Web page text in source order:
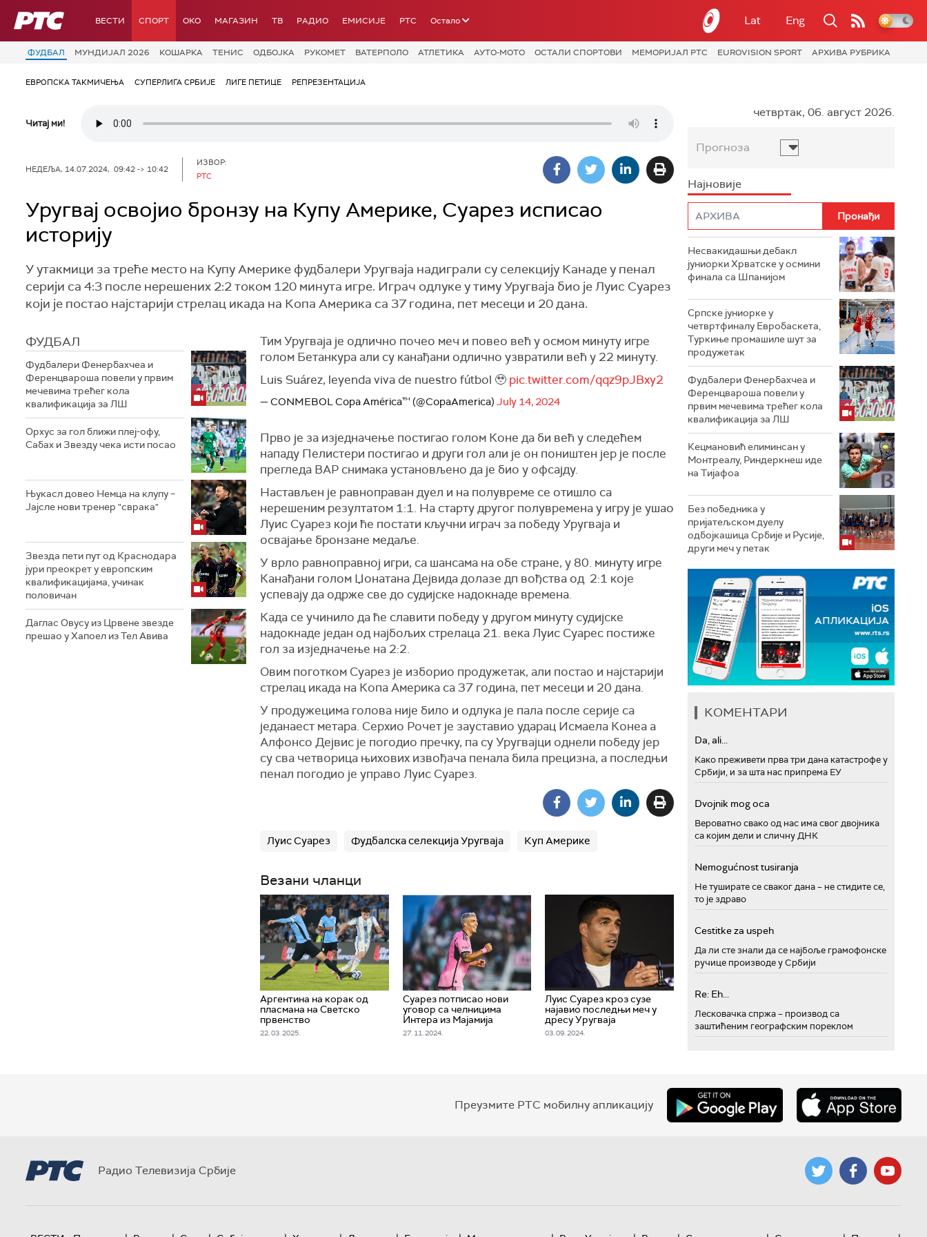
РТС ВЕСТИ СПОРТ OKO МАГАЗИН ТВ РАДИО ЕМИСИЈЕ РТС Остало Lat Eng
ФУДБАЛ МУНДИЈАЛ 2026 КОШАРКА ТЕНИС ОДБОЈКА РУКОМЕТ ВАТЕРПОЛО АТЛЕТИКА АУТО-МОТО ОСТАЛИ СПОРТОВИ МЕМОРИЈАЛ РТС EUROVISION SPORT АРХИВА РУБРИКА
ЕВРОПСКА ТАКМИЧЕЊА СУПЕРЛИГА СРБИЈЕ ЛИГЕ ПЕТИЦЕ РЕПРЕЗЕНТАЦИЈА
Читај ми!
НЕДЕЉА, 14.07.2024, 09:42 -> 10:42
ИЗВОР:
РТС
Уругвај освојио бронзу на Купу Америке, Суарез исписао
историју
У утакмици за треће место на Купу Америке фудбалери Уругваја надиграли су селекцију Канаде у пенал
серији са 4:3 после нерешених 2:2 током 120 минута игре. Играч одлуке у тиму Уругваја био је Луис Суарез
који је постао најстарији стрелац икада на Копа Америка са 37 година, пет месеци и 20 дана.
ФУДБАЛ
Фудбалери Фенербахчеа и
Ференцвароша повели у првим
мечевима трећег кола
квалификација за ЛШ
Орхус за гол ближи плеј-офу,
Сабах и Звезду чека исти посао
Њукасл довео Немца на клупу –
Јајсле нови тренер "сврака"
Звезда пети пут од Краснодара
јури преокрет у европским
квалификацијама, учинак
половичан
Даглас Овусу из Црвене звезде
прешао у Хапоел из Тел Авива
Тим Уругваја је одлично почео меч и повео већ у осмом минуту игре
голом Бетанкура али су канађани одлично узвратили већ у 22 минуту.
Luis Suárez, leyenda viva de nuestro fútbol 🥹 pic.twitter.com/qqz9pJBxy2
— CONMEBOL Copa América™️ (@CopaAmerica) July 14, 2024
Прво је за изједначење постигао голом Коне да би већ у следећем
нападу Пелистери постигао и други гол али је он поништен јер је после
прегледа ВАР снимака установљено да је био у офсајду.
Настављен је равноправан дуел и на полувреме се отишло са
нерешеним резултатом 1:1. На старту другог полувремена у игру је ушао
Луис Суарез који ће постати кључни играч за победу Уругваја и
освајање бронзане медаље.
У врло равноправној игри, са шансама на обе стране, у 80. минуту игре
Канађани голом Џонатана Дејвида долазе дп вођства од 2:1 које
успевају да одрже све до судијске надокнаде времена.
Када се учинило да ће славити победу у другом минуту судијске
надокнаде један од најбољих стрелаца 21. века Луис Суарес постиже
гол за изједначење на 2:2.
Овим поготком Суарез је изборио продужетак, али постао и најстарији
стрелац икада на Копа Америка са 37 година, пет месеци и 20 дана.
У продужецима голова није било и одлука је пала после серије са
једанаест метара. Серхио Рочет је зауставио ударац Исмаела Конеа а
Алфонсо Дејвис је погодио пречку, па су Уругвајци однели победу јер
су сва четворица њихових извођача пенала била прецизна, а последњи
пенал погодио је управо Луис Суарез.
Луис Суарез Фудбалска селекција Уругваја Куп Америке
Везани чланци
Аргентина на корак од
пласмана на Светско
првенство
22. 03. 2025.
Суарез потписао нови
уговор са челницима
Интера из Мајамија
27. 11. 2024.
Луис Суарез кроз сузе
најавио последњи меч у
дресу Уругваја
03. 09. 2024.
четвртак, 06. август 2026.
Прогноза
Најновије
Несвакидашњи дебакл
јуниорки Хрватске у осмини
финала са Шпанијом
Српске јуниорке у
четвртфиналу Евробаскета,
Туркиње промашиле шут за
продужетак
Фудбалери Фенербахчеа и
Ференцвароша повели у
првим мечевима трећег кола
квалификација за ЛШ
Кецмановић елиминсан у
Монтреалу, Риндеркнеш иде
на Тијафоа
Без победника у
пријатељском дуелу
одбојкашица Србије и Русије,
други меч у петак
КОМЕНТАРИ
Da, ali...
Како преживети прва три дана катастрофе у
Србији, и за шта нас припрема ЕУ
Dvojnik mog oca
Вероватно свако од нас има свог двојника
са којим дели и сличну ДНК
Nemogućnost tusiranja
Не туширате се сваког дана – не стидите се,
то је здраво
Cestitke za uspeh
Да ли сте знали да се најбоље грамофонске
ручице производе у Србији
Re: Eh...
Лесковачка спржа – производ са
заштићеним географским пореклом
Преузмите РТС мобилну апликацију
Радио Телевизија Србије